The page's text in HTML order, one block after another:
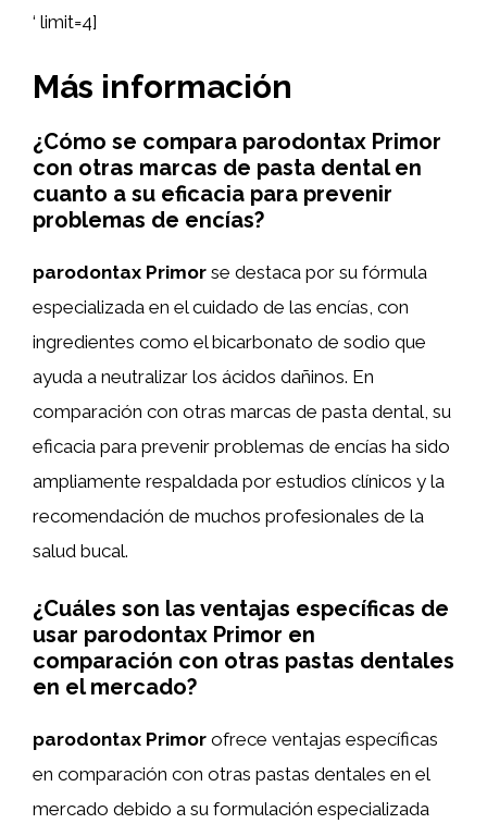
‘ limit=4]
Más información
¿Cómo se compara parodontax Primor
con otras marcas de pasta dental en
cuanto a su eficacia para prevenir
problemas de encías?
parodontax Primor se destaca por su fórmula
especializada en el cuidado de las encías, con
ingredientes como el bicarbonato de sodio que
ayuda a neutralizar los ácidos dañinos. En
comparación con otras marcas de pasta dental, su
eficacia para prevenir problemas de encías ha sido
ampliamente respaldada por estudios clínicos y la
recomendación de muchos profesionales de la
salud bucal.
¿Cuáles son las ventajas específicas de
usar parodontax Primor en
comparación con otras pastas dentales
en el mercado?
parodontax Primor ofrece ventajas específicas
en comparación con otras pastas dentales en el
mercado debido a su formulación especializada